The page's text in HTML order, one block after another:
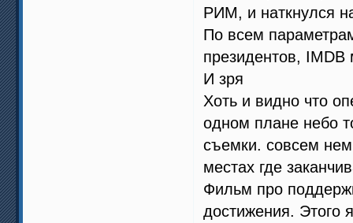
РИМ, и наткнулся
По всем
президентов,
И зря
Хоть и видно что
одном плане небо
съемки. совсем
местах где
Фильм про
достижения. Этого